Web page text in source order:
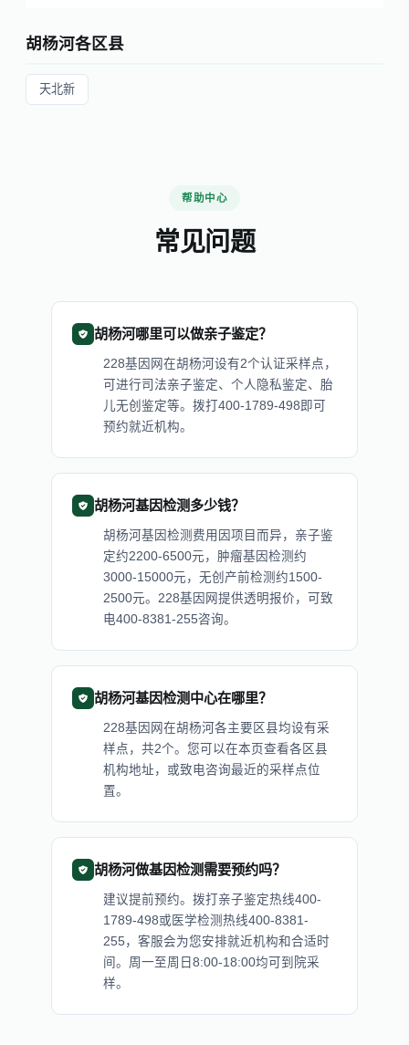
胡杨河各区县
天北新
帮助中心
常见问题
胡杨河哪里可以做亲子鉴定？
228基因网在胡杨河设有2个认证采样点，
可进行司法亲子鉴定、个人隐私鉴定、胎
儿无创鉴定等。拨打400-1789-498即可
预约就近机构。
胡杨河基因检测多少钱？
胡杨河基因检测费用因项目而异，亲子鉴
定约2200-6500元，肿瘤基因检测约
3000-15000元，无创产前检测约1500-
2500元。228基因网提供透明报价，可致
电400-8381-255咨询。
胡杨河基因检测中心在哪里？
228基因网在胡杨河各主要区县均设有采
样点，共2个。您可以在本页查看各区县
机构地址，或致电咨询最近的采样点位
置。
胡杨河做基因检测需要预约吗？
建议提前预约。拨打亲子鉴定热线400-
1789-498或医学检测热线400-8381-
255，客服会为您安排就近机构和合适时
间。周一至周日8:00-18:00均可到院采
样。